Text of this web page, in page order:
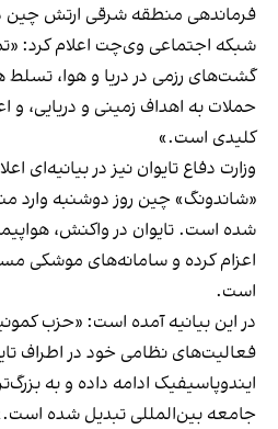
فرماندهی منطقه شرقی ارتش
شبکه اجتماعی وی‌چت اعلام کرد:
گشت‌های رزمی در دریا و هوا، تسلط
حملات به اهداف زمینی و دریایی، و
کلیدی است.»
وزارت دفاع تایوان نیز در بیانیه‌ای
«شاندونگ» چین روز دوشنبه وارد
شده است. تایوان در واکنش،
اعزام کرده و سامانه‌های موشکی
است.
در این بیانیه آمده است: «حزب
فعالیت‌های نظامی خود در اطراف
ایندوپاسیفیک ادامه داده و به
جامعه بین‌المللی تبدیل شده